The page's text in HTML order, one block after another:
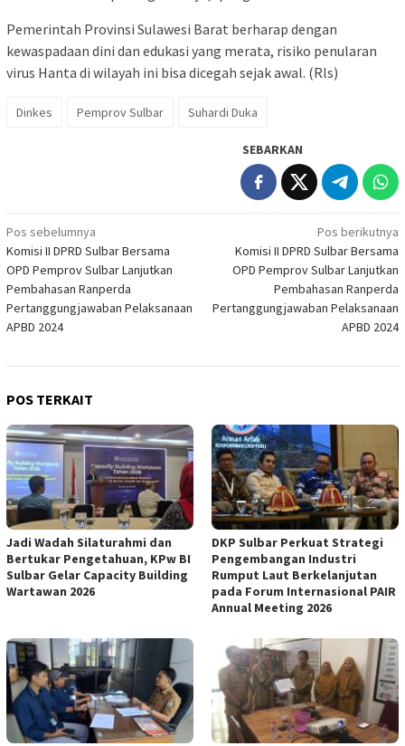
Pemerintah Provinsi Sulawesi Barat berharap dengan
kewaspadaan dini dan edukasi yang merata, risiko penularan
virus Hanta di wilayah ini bisa dicegah sejak awal. (Rls)
Dinkes Pemprov Sulbar Suhardi Duka
SEBARKAN
Navigasi
pos
Pos sebelumnya
Komisi II DPRD Sulbar Bersama
OPD Pemprov Sulbar Lanjutkan
Pembahasan Ranperda
Pertanggungjawaban Pelaksanaan
APBD 2024
Pos berikutnya
Komisi II DPRD Sulbar Bersama
OPD Pemprov Sulbar Lanjutkan
Pembahasan Ranperda
Pertanggungjawaban Pelaksanaan
APBD 2024
POS TERKAIT
Jadi Wadah Silaturahmi dan
Bertukar Pengetahuan, KPw BI
Sulbar Gelar Capacity Building
Wartawan 2026
DKP Sulbar Perkuat Strategi
Pengembangan Industri
Rumput Laut Berkelanjutan
pada Forum Internasional PAIR
Annual Meeting 2026